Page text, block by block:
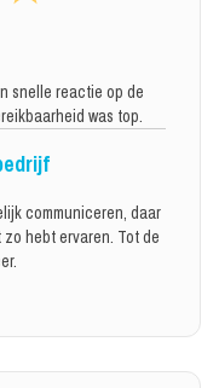
snelle reactie op de
was top.
communiceren, daar
hebt ervaren. Tot de